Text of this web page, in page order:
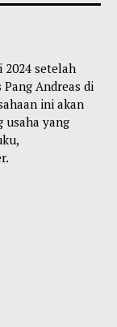
2024 setelah
Andreas di
ini akan
usaha yang